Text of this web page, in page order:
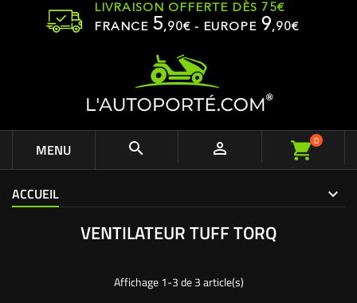
LIVRAISON OFFERTE DÈS 75€
FRANCE 5,90€ - EUROPE 9,90€
MENU   0
ACCUEIL
VENTILATEUR TUFF TORQ
Affichage 1-3 de 3 article(s)